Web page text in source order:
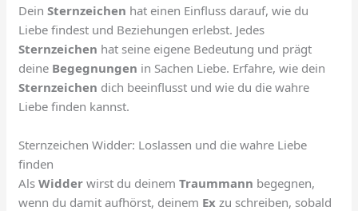
DeinSternzeichen hat einen Einfluss darauf, wie du
Liebe findest und Beziehungen erlebst. Jedes
Sternzeichen hat seine eigene Bedeutung und prägt
deine Begegnungen in Sachen Liebe. Erfahre, wie dein
Sternzeichen dich beeinflusst und wie du die wahre
Liebe finden kannst.
Sternzeichen Widder: Loslassen und die wahre Liebe
finden
AlsWidder wirst du deinemTraummann begegnen,
wenn du damit aufhörst, deinem Ex zu schreiben, sobald